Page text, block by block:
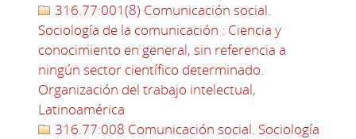
316.77:001(8) Comunicación social.
Sociología de la comunicación : Ciencia y
conocimiento en general, sin referencia a
ningún sector científico determinado.
Organización del trabajo intelectual,
Latinoamérica
316.77:008 Comunicación social. Sociología